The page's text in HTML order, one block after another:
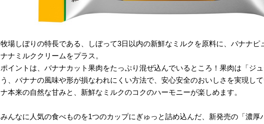
牧場しぼりの特長である、しぼって3日以内の新鮮なミルクを原料に、バナナピ
ナナミルククリームをプラス。
ポイントは、バナナカット果肉をたっぷり混ぜ込んでいるところ！果肉は「ジ
う、バナナの風味や形が損なわれにくい方法で、安心安全のおいしさを実現し
ナ本来の自然な甘みと、新鮮なミルクのコクのハーモニーが楽しめます。
みんなに人気の食べものを1つのカップにぎゅっと詰め込んだ、新発売の「濃厚